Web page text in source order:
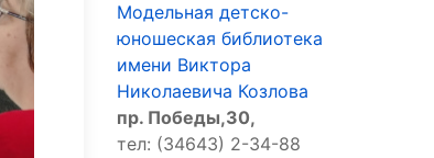
Модельная детско-
юношеская библиотека
имени Виктора
Николаевича Козлова
пр. Победы,30,
тел: (34643) 2-34-88